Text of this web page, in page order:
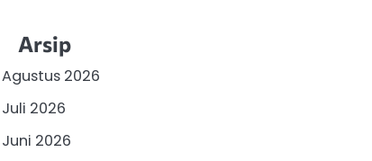
Arsip
Agustus 2026
Juli 2026
Juni 2026